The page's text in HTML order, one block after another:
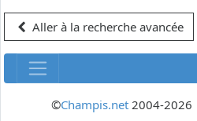
Aller à la recherche avancée
©Champis.net2004-2026